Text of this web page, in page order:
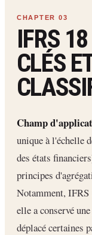
IFRS
CLÉS
Champ
unique à l'échelle
des états
principes
Notamment, IFRS
elle a conservé
déplacé certaines